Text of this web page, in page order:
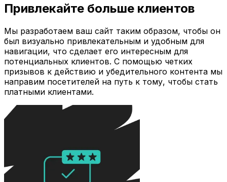
Привлекайте больше клиентов
Мы разработаем ваш сайт таким образом, чтобы он
был визуально привлекательным и удобным для
навигации, что сделает его интересным для
потенциальных клиентов. С помощью четких
призывов к действию и убедительного контента мы
направим посетителей на путь к тому, чтобы стать
платными клиентами.